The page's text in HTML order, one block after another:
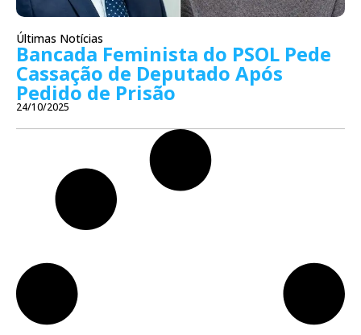
Últimas Notícias
Bancada Feminista do PSOL Pede
Cassação de Deputado Após
Pedido de Prisão
24/10/2025